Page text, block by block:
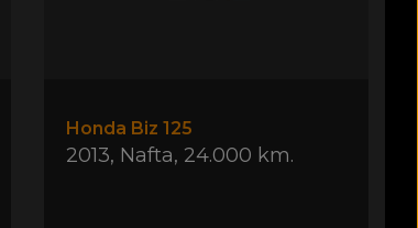
Honda Biz 125
2013, Nafta, 24.000 km.